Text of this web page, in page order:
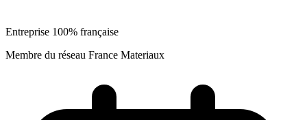
Entreprise 100% française
Membre du réseau France Materiaux